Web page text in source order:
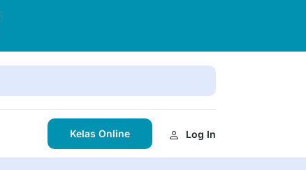
Kelas Online Log In